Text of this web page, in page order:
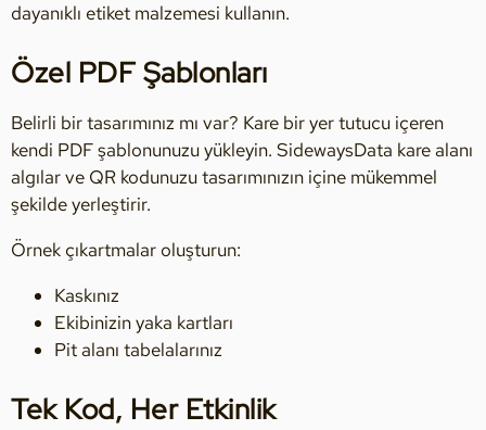
dayanıklı etiket malzemesi kullanın.
Özel PDF Şablonları
Belirli bir tasarımınız mı var? Kare bir yer tutucu içeren
kendi PDF şablonunuzu yükleyin. SidewaysData kare alanı
algılar ve QR kodunuzu tasarımınızın içine mükemmel
şekilde yerleştirir.
Örnek çıkartmalar oluşturun:
Kaskınız
Ekibinizin yaka kartları
Pit alanı tabelalarınız
Tek Kod, Her Etkinlik